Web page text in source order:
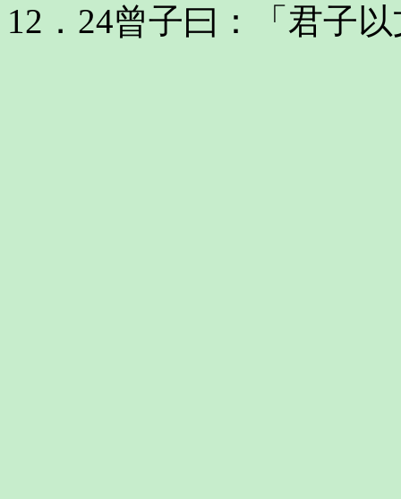
12．24曾子曰：「君子